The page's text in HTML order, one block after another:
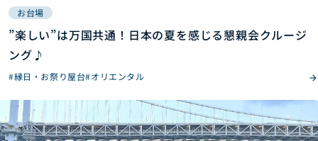
お台場
”楽しい”は万国共通！日本の夏を感じる懇親会クルージ
ング♪
#縁日・お祭り屋台#オリエンタル